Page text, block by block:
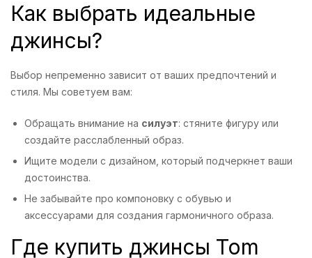
Как выбрать идеальные
джинсы?
Выбор непременно зависит от ваших предпочтений и
стиля. Мы советуем вам:
Обращать внимание на силуэт: стяните фигуру или
создайте расслабленный образ.
Ищите модели с дизайном, который подчеркнет ваши
достоинства.
Не забывайте про компоновку с обувью и
аксессуарами для создания гармоничного образа.
Где купить джинсы Tom